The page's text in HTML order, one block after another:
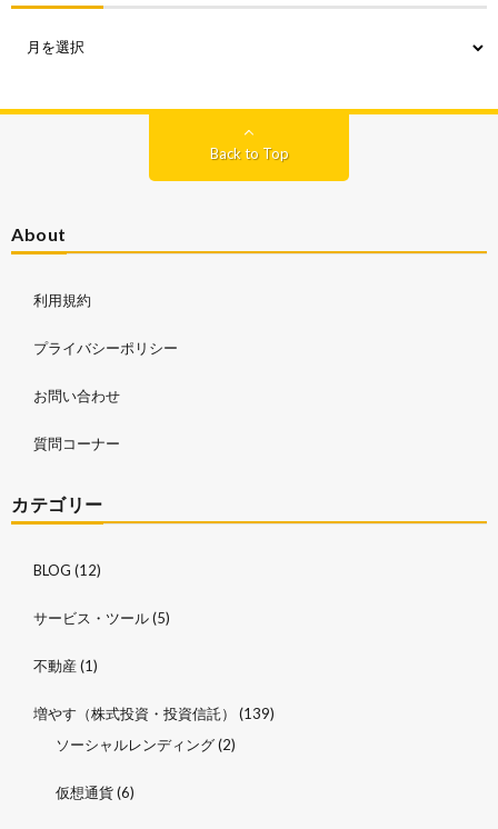
Back to Top
About
利用規約
プライバシーポリシー
お問い合わせ
質問コーナー
カテゴリー
BLOG (12)
サービス・ツール(5)
不動産(1)
増やす（株式投資・投資信託）
(139)
ソーシャルレンディング(2)
仮想通貨(6)